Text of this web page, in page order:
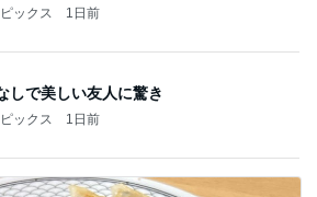
ックス 1日前
しで美しい友人に驚き
ックス 1日前